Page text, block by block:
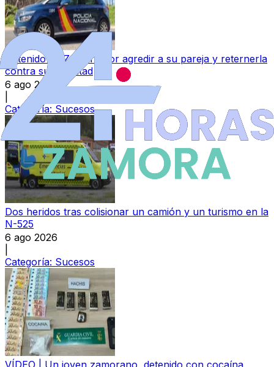
Detenido en Zamora por agredir a su pareja y reternerla
contra su voluntad
6 ago 2026
Categoría: Sucesos
Dos heridos tras colisionar un camión y un turismo en la
N-525
6 ago 2026
Categoría: Sucesos